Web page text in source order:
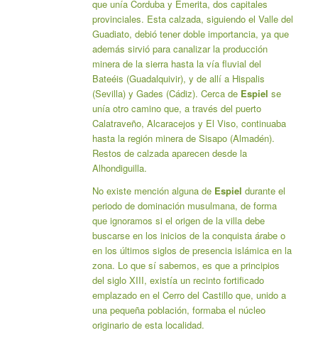
que unía Corduba y Emerita, dos capitales
provinciales. Esta calzada, siguiendo el Valle del
Guadiato, debió tener doble importancia, ya que
además sirvió para canalizar la producción
minera de la sierra hasta la vía fluvial del
Bateéis (Guadalquivir), y de allí a Hispalis
(Sevilla) y Gades (Cádiz). Cerca de Espiel se
unía otro camino que, a través del puerto
Calatraveño, Alcaracejos y El Viso, continuaba
hasta la región minera de Sisapo (Almadén).
Restos de calzada aparecen desde la
Alhondiguilla.
No existe mención alguna de Espiel durante el
periodo de dominación musulmana, de forma
que ignoramos si el origen de la villa debe
buscarse en los inicios de la conquista árabe o
en los últimos siglos de presencia islámica en la
zona. Lo que sí sabemos, es que a principios
del siglo XIII, existía un recinto fortificado
emplazado en el Cerro del Castillo que, unido a
una pequeña población, formaba el núcleo
originario de esta localidad.